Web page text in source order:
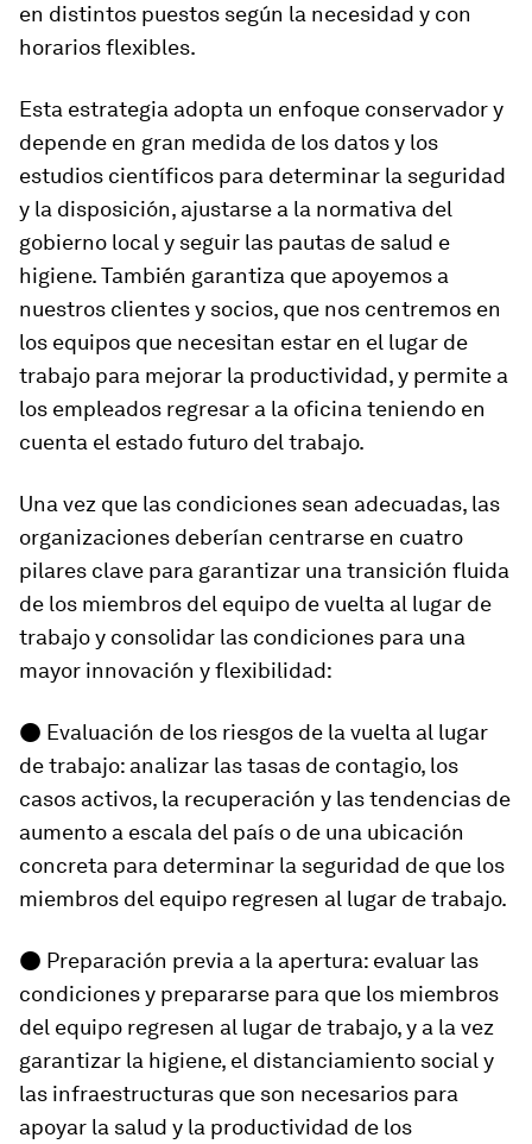
en distintos puestos según la necesidad y con
horarios flexibles.
Esta estrategia adopta un enfoque conservador y
depende en gran medida de los datos y los
estudios científicos para determinar la seguridad
y la disposición, ajustarse a la normativa del
gobierno local y seguir las pautas de salud e
higiene. También garantiza que apoyemos a
nuestros clientes y socios, que nos centremos en
los equipos que necesitan estar en el lugar de
trabajo para mejorar la productividad, y permite a
los empleados regresar a la oficina teniendo en
cuenta el estado futuro del trabajo.
Una vez que las condiciones sean adecuadas, las
organizaciones deberían centrarse en cuatro
pilares clave para garantizar una transición fluida
de los miembros del equipo de vuelta al lugar de
trabajo y consolidar las condiciones para una
mayor innovación y flexibilidad:
● Evaluación de los riesgos de la vuelta al lugar
de trabajo: analizar las tasas de contagio, los
casos activos, la recuperación y las tendencias de
aumento a escala del país o de una ubicación
concreta para determinar la seguridad de que los
miembros del equipo regresen al lugar de trabajo.
● Preparación previa a la apertura: evaluar las
condiciones y prepararse para que los miembros
del equipo regresen al lugar de trabajo, y a la vez
garantizar la higiene, el distanciamiento social y
las infraestructuras que son necesarios para
apoyar la salud y la productividad de los